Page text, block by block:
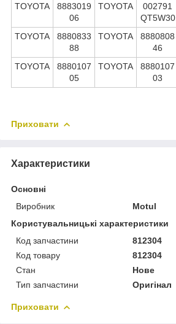
TOYOTA
8883019
06
TOYOTA
002791
QT5W30
TOYOTA
8880833
88
TOYOTA
8880808
46
TOYOTA
8880107
05
TOYOTA
8880107
03
Приховати
Характеристики
Основні
Виробник
Motul
Користувальницькі характеристики
Код запчастини
812304
Код товару
812304
Стан
Нове
Тип запчастини
Оригінал
Приховати